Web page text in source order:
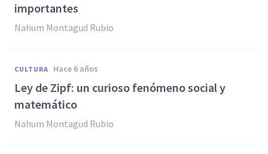
importantes
Nahum Montagud Rubio
CULTURA hace 6 años
Ley de Zipf: un curioso fenómeno social y
matemático
Nahum Montagud Rubio